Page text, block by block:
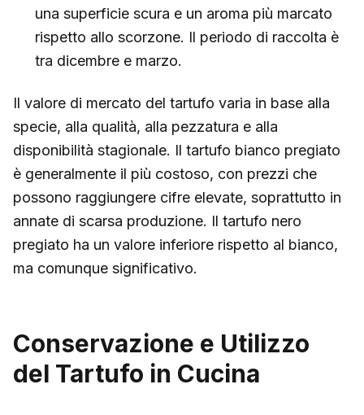
una superficie scura e un aroma più marcato
rispetto allo scorzone. Il periodo di raccolta è
tra dicembre e marzo.
Il valore di mercato del tartufo varia in base alla
specie, alla qualità, alla pezzatura e alla
disponibilità stagionale. Il tartufo bianco pregiato
è generalmente il più costoso, con prezzi che
possono raggiungere cifre elevate, soprattutto in
annate di scarsa produzione. Il tartufo nero
pregiato ha un valore inferiore rispetto al bianco,
ma comunque significativo.
Conservazione e Utilizzo
del Tartufo in Cucina